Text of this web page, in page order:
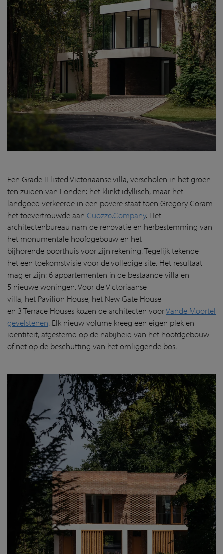
Een Grade II listedVictoriaanse villa, verscholen in het groen
ten zuiden van Londen: het klinkt idyllisch, maar het
landgoed verkeerde in een povere staat toen GregoryCoram
het toevertrouwde aan Cuozzo.Company. Het
architectenbureau nam de renovatie en herbestemming van
het monumentale hoofdgebouw en het
bijhorende poorthuisvoor zijn rekening. Tegelijk tekende
heteen toekomstvisie voor de volledige site. Het resultaat
mag er zijn: 6appartementen in de bestaande villa en
5 nieuwe woningen. Voorde Victoriaanse
villa, het Pavilion House, het New Gate House
en 3Terrace Houses kozen de architecten voorVande Moortel
gevelstenen. Elk nieuw volume kreeg een eigen plek en
identiteit, afgestemd op de nabijheid van het hoofdgebouw
of net op de beschutting van het omliggende bos.